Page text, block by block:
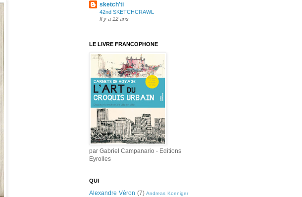
sketch'ti
42nd SKETCHCRAWL
Il y a 12 ans
LE LIVRE FRANCOPHONE
par Gabriel Campanario - Editions
Eyrolles
QUI
Alexandre Véron (7) Andreas Koeniger